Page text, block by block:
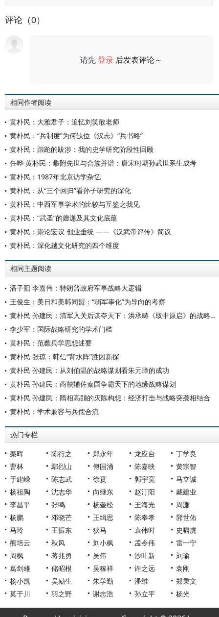
评论（0）
请先登录 后发表评论～
相同作者阅读
黄朴民：大雅君子：追忆刘笑敢老师
黄朴民：“兵制度”为何缺位《汉志》“兵书略”
黄朴民：踉跄的跋涉：我的史学研究阶段性回顾
任晔 黄朴民：攀附先世与合族并谱：唐宋时期孙武世系生成考
黄朴民：1987年北京访学杂忆
黄朴民：从“三个回归”看孙子研究的深化
黄朴民：中西军事学术的比较与互鉴之我见
黄朴民：“武圣”的嬗递及其文化底蕴
黄朴民：崇论宏议 创业垂统 ——《汉武帝评传》简议
黄朴民：深化越文化研究的四个维度
相同主题阅读
潘子阳 李嘉伟：特朗普政府军事战略大逻辑
王俊生：美日和美韩同盟：“弱军事化”为导向的考察
黄朴民 孙建民：清军入关后谋夺天下：洪承畴《取中原启》的战略指导方针
李少军：国际战略研究的学术门槛
黄朴民：范蠡兵学思想述要
黄朴民 张琼：韩信“背水阵”胜因新探
黄朴民 孙建民：从刘伯温的战略谋划看朱元璋的成功
黄朴民 孙建民：商鞅辅佐秦国争霸天下的地缘战略谋划
黄朴民 孙建民：隋相高颎的灭陈构想：经济打击与战略突袭相结合
黄朴民：学术兼容与兵儒合流
热门专栏
秦晖 陈行之 郑永年 龙应台
丁学良
曹林
鄢烈山 傅国涌 陈嘉映
黄宗智
于建嵘
陈志武 徐贲 郭宇宽
马立诚
杨祖陶
沈志华 向继东 赵汀阳
戴建业
李昌平
张鸣 杨奎松 王海光
周濂
杨鹏
邓晓芒 王缉思 陈奉孝
郭世佑
马玲
王振东 狄马 袁伟时
史啸虎
熊培云
秋风 刘小枫 孟令伟
雷一宁
周枫
蒋兆勇 吴伟 沙叶新
刘瑜
葛剑雄
储昭根 吴稼祥 许之远
袁刚
杨小凯
吴励生 朱学勤 潘维
郑秉文
莫于川
羽之野 谢志浩 孙立平 杨光